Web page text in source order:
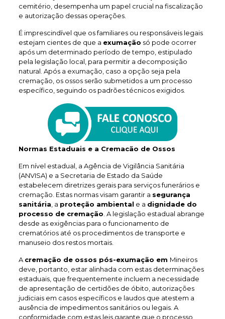
cemitério, desempenha um papel crucial na fiscalização
e autorização dessas operações.
É imprescindível que os familiares ou responsáveis legais
estejam cientes de que a exumação só pode ocorrer
após um determinado período de tempo, estipulado
pela legislação local, para permitir a decomposição
natural. Após a exumação, caso a opção seja pela
cremação, os ossos serão submetidos a um processo
específico, seguindo os padrões técnicos exigidos.
Normas Estaduais e a Cremacão de Ossos
Em nível estadual, a Agência de Vigilância Sanitária
(ANVISA) e a Secretaria de Estado da Saúde
estabelecem diretrizes gerais para serviços funerários e
cremação. Estas normas visam garantir a segurança
sanitária , a proteção ambiental e a dignidade do
processo de cremação . A legislação estadual abrange
desde as exigências para o funcionamento de
crematórios até os procedimentos de transporte e
manuseio dos restos mortais.
A cremação de ossos pós-exumação em Mineiros
deve, portanto, estar alinhada com estas determinações
estaduais, que frequentemente incluem a necessidade
de apresentação de certidões de óbito, autorizações
judiciais em casos específicos e laudos que atestem a
ausência de impedimentos sanitários ou legais. A
conformidade com estas leis garante que o processo